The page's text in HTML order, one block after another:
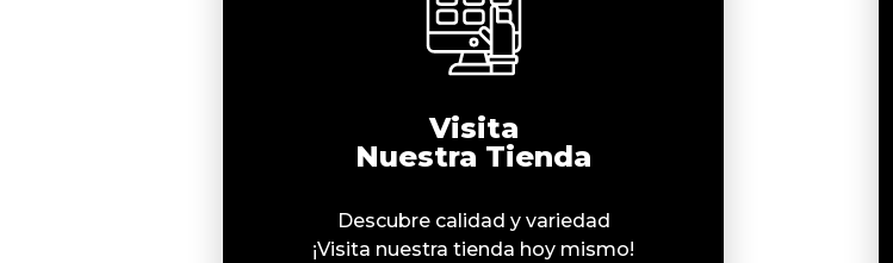
Visita
Nuestra Tienda
Descubre calidad y variedad
¡Visita nuestra tienda hoy mismo!